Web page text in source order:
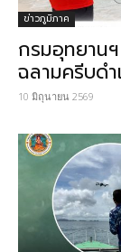
ข่าวภูมิภาค
กรมอุทยาน
ฉลามครีบด
10 มิถุนายน 2569